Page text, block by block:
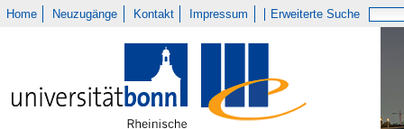
Home Neuzugänge Kontakt Impressum Erweiterte Suche